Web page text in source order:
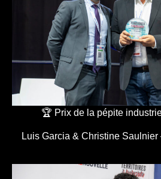
🏆 Prix de la pépite
Luis Garcia & Christine